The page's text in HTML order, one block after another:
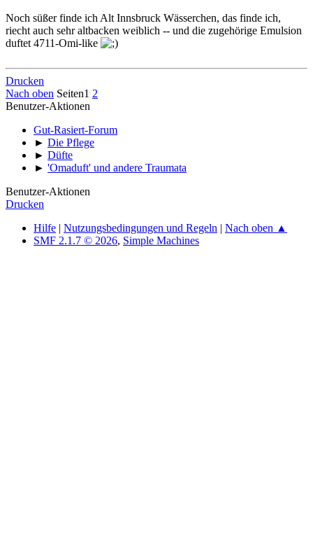
Noch süßer finde ich Alt Innsbruck Wässerchen, das finde ich,
riecht auch sehr altbacken weiblich -- und die zugehörige Emulsion
duftet 4711-Omi-like
Drucken
Nach oben Seiten1 2
Benutzer-Aktionen
Gut-Rasiert-Forum
► Die Pflege
► Düfte
► 'Omaduft' und andere Traumata
Benutzer-Aktionen
Drucken
Hilfe | Nutzungsbedingungen und Regeln | Nach oben ▲
SMF 2.1.7 © 2026, Simple Machines